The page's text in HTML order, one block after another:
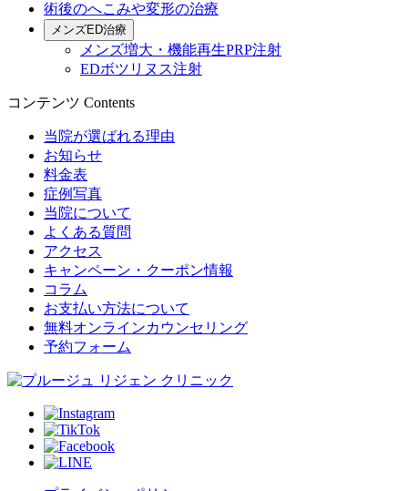
術後のへこみや変形の治療
メンズED治療
メンズ増大・機能再生PRP注射
EDボツリヌス注射
コンテンツ Contents
当院が選ばれる理由
お知らせ
料金表
症例写真
当院について
よくある質問
アクセス
キャンペーン・クーポン情報
コラム
お支払い方法について
無料オンラインカウンセリング
予約フォーム